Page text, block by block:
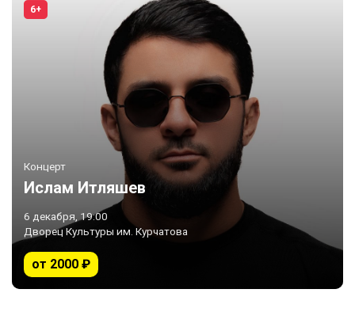
6+
Концерт
Ислам Итляшев
6 декабря, 19:00
Дворец Культуры им. Курчатова
от 2000 ₽